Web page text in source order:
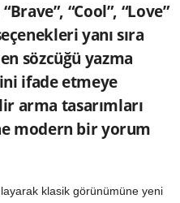
“Cool”, “Love”
yanı sıra
sözcüğü yazma
ifade etmeye
arma tasarımları
modern bir yorum
klasik görünümüne yeni